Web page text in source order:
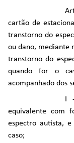
cartão de
transtorno do
ou dano, mediante
transtorno do
quando for o
acompanhado dos
I
equivalente com
espectro autista,
caso;